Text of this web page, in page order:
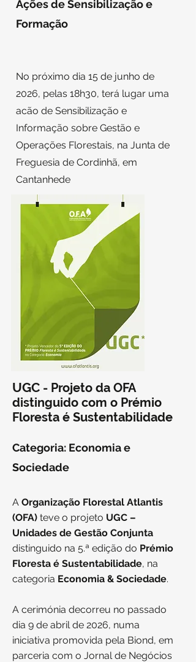
Ações de Sensibilização e
Formação
No próximo dia 15 de junho de
2026, pelas 18h30, terá lugar uma
acão de Sensibilização e
Informação sobre Gestão e
Operações Florestais, na Junta de
Freguesia de Cordinhã, em
Cantanhede
UGC - Projeto da OFA
distinguido com o Prémio
Floresta é Sustentabilidade
Categoria: Economia e
Sociedade
A Organização Florestal Atlantis
(OFA) teve o projeto UGC –
Unidades de Gestão Conjunta
distinguido na 5.ª edição do Prémio
Floresta é Sustentabilidade, na
categoria Economia & Sociedade.
A cerimónia decorreu no passado
dia 9 de abril de 2026, numa
iniciativa promovida pela Biond, em
parceria com o Jornal de Negócios